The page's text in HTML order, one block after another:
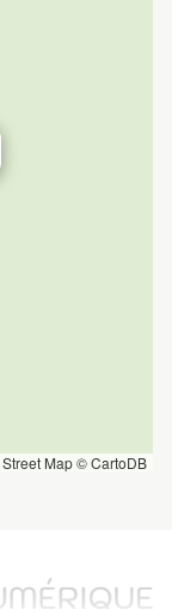
Map ©CartoDB